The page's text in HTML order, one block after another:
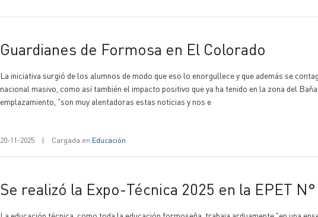
Guardianes de Formosa en El Colorado
La iniciativa surgió de los alumnos de modo que eso lo enorgullece y que además se
nacional masivo, como así también el impacto positivo que ya ha tenido en la zona del
emplazamiento, "son muy alentadoras estas noticias y nos e
20-11-2025 | Cargada en Educación
Se realizó la Expo-Técnica 2025 en la EPET